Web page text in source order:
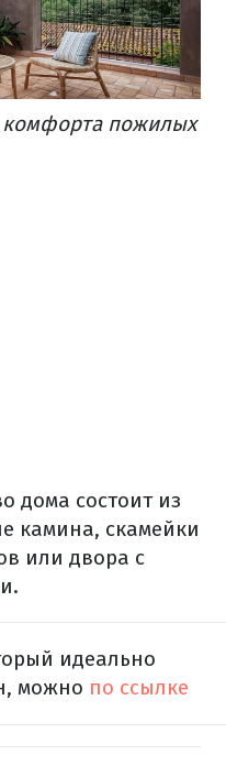
комфорта пожилых
дома состоит из
камина, скамейки
или двора с
идеально
можно по ссылке